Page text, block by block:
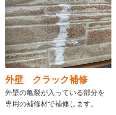
外壁 クラック補修
外壁の亀裂が入っている部分を
専用の補修材で補修します。